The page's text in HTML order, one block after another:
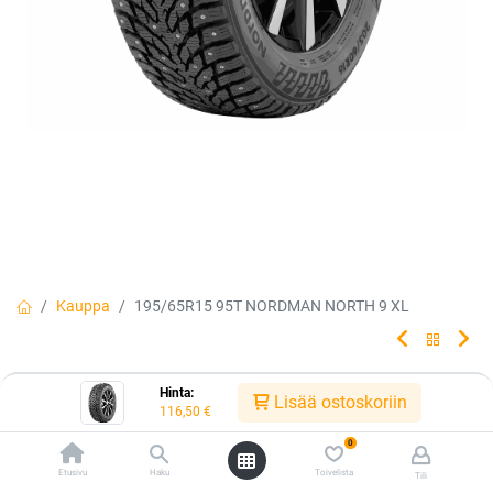
Hinta:
116,50 € Lisää ostoskoriin
Etusivu Haku
0
Toivelista Tili
Kauppa 195/65R15 95T NORDMAN NORTH 9 XL
195/65R15 95T NORDMAN NORTH 9
Pohjoiseen suunniteltua teknologiaa, made by Nokian Tyres.